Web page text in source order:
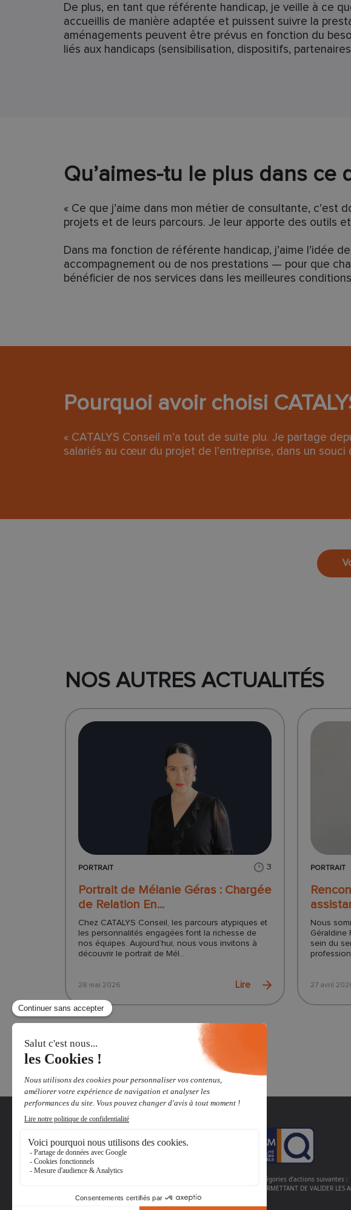
De plus, en tant que référente handicap, je veille à ce
accueillis de manière adaptée et puissent suivre la
aménagements peuvent être prévus en fonction du
liés aux handicaps (sensibilisation, dispositifs,
Qu’aimes-tu le plus dans ce
« Ce que j’aime dans mon métier de consultante, c’est
projets et de leurs parcours. Je leur apporte des outils
Dans ma fonction de référente handicap, j’aime l’idée
accompagnement ou de nos prestations — pour que
bénéficier de nos services dans les meilleures
Pourquoi avoir choisi
« CATALYS Conseil m’a tout de suite plu. Je partage
salariés au cœur du projet de l’entreprise, dans un
NOS AUTRES ACTUALITÉS
PORTRAIT 3
Portrait de Mélanie Géras : Chargée
de Relation En...
Chez CATALYS Conseil, les parcours atypiques et
les personnalités engagées font la richesse de
nos équipes. Aujourd’hui, nous vous invitons à
découvrir le portrait de Mél...
28 mai 2026 Lire
PORTRAIT
Nous
Géraldine
sein du
27 avril
La certification qualité QUALIOPI a été délivrée au titre des catégories d’actions suivantes :
ACTIONS DE FORMATION, BILAN DE COMPÉTENCES, ACTIONS PERMETTANT DE VALIDER LES